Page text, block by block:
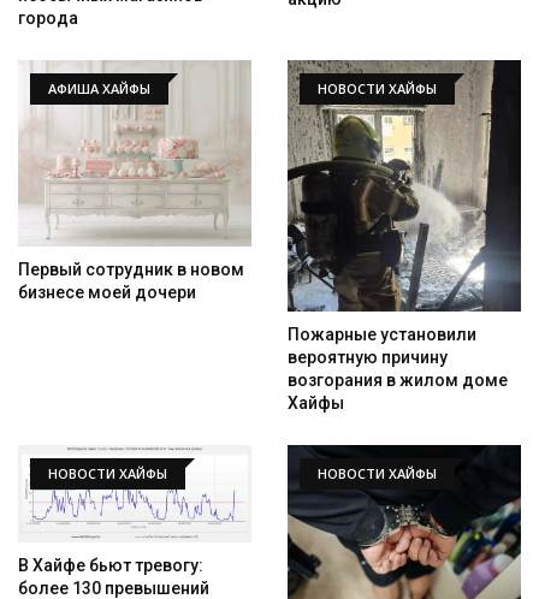
города
АФИША ХАЙФЫ
Первый сотрудник в новом
бизнесе моей дочери
НОВОСТИ ХАЙФЫ
Пожарные установили
вероятную причину
возгорания в жилом доме
Хайфы
НОВОСТИ ХАЙФЫ
В Хайфе бьют тревогу:
более 130 превышений
НОВОСТИ ХАЙФЫ